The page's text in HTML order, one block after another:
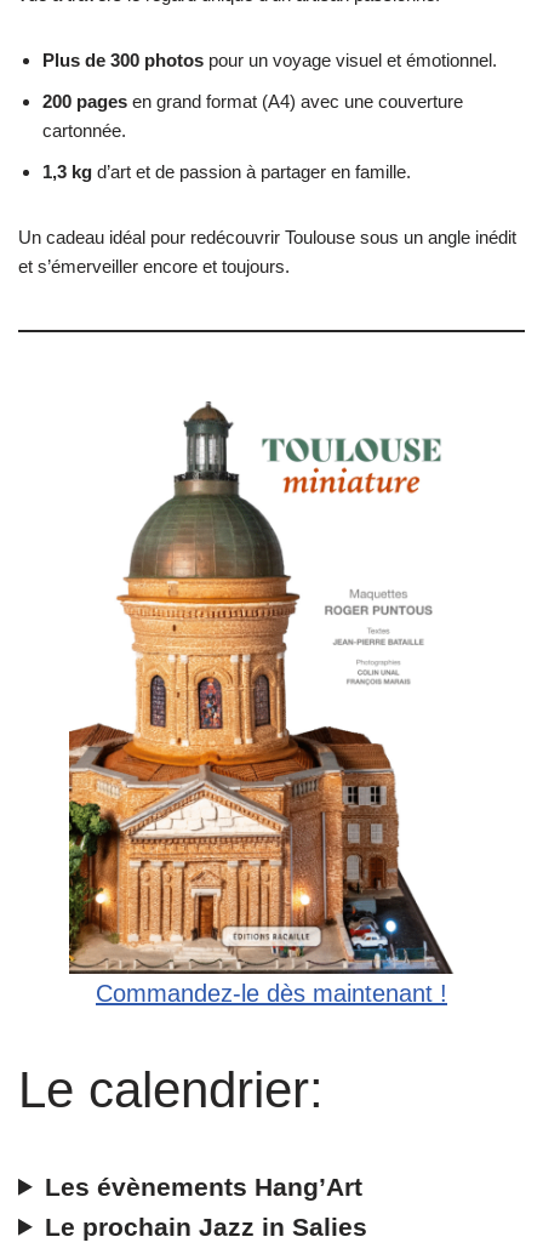
Plus de 300 photos pour un voyage visuel et émotionnel.
200 pages en grand format (A4) avec une couverture
cartonnée.
1,3 kg d’art et de passion à partager en famille.
Un cadeau idéal pour redécouvrir Toulouse sous un angle inédit
et s’émerveiller encore et toujours.
Commandez-le dès maintenant !
Le calendrier:
Les évènements Hang’Art
Le prochain Jazz in Salies